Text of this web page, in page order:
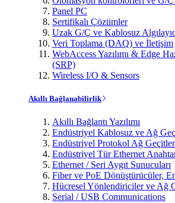
Panel PC
Sertifikalı Çözümler
Uzak G/Ç ve Kablosuz
Veri Toplama (DAQ) ve İletişim
WebAccess Yazılımı & Edge
(SRP)
Wireless I/O & Sensors
Akıllı Bağlanabilirlik
Akıllı Bağlantı Yazılımı
Endüstriyel Kablosuz ve Ağ
Endüstriyel Protokol Ağ
Endüstriyel Tür Ethernet
Ethernet / Seri Aygıt Sunucuları
Fiber ve PoE Dönüştürücüler,
Hücresel Yönlendiriciler ve Ağ
Serial / USB Communications